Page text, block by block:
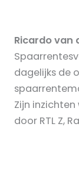
Ricardo van
dagelijks de
Zijn
door RTL Z,